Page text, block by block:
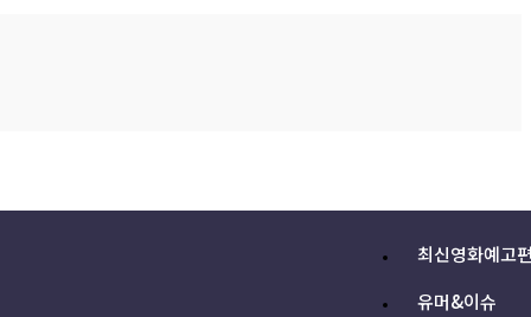
최신영화예고
유머&이슈